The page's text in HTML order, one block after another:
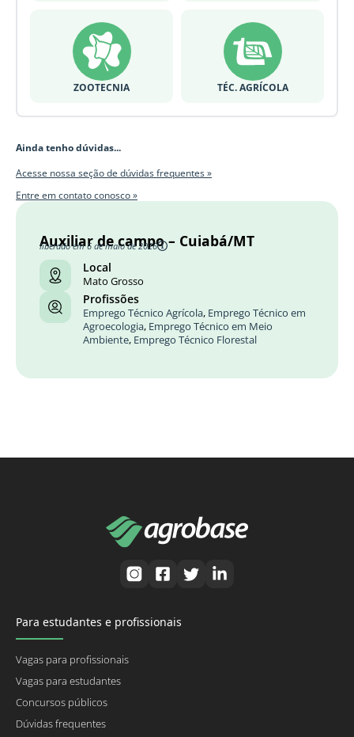
ZOOTECNIA TÉC. AGRÍCOLA
Ainda tenho dúvidas...
Acesse nossa seção de dúvidas frequentes »
Entre em contato conosco »
Auxiliar de campo – Cuiabá/MT
liberado em 6 de maio de 2026
Local
Mato Grosso
Profissões
Emprego Técnico Agrícola, Emprego Técnico em
Agroecologia, Emprego Técnico em Meio
Ambiente, Emprego Técnico Florestal
Para estudantes e profissionais
Vagas para profissionais
Vagas para estudantes
Concursos públicos
Dúvidas frequentes